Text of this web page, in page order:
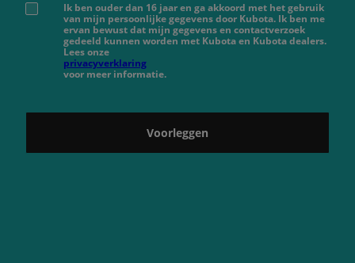
Ik ben ouder dan 16 jaar en ga akkoord met het gebruik
van mijn persoonlijke gegevens door Kubota. Ik ben me
ervan bewust dat mijn gegevens en contactverzoek
gedeeld kunnen worden met Kubota en Kubota dealers.
Lees onze
privacyverklaring
voor meer informatie.
Voorleggen